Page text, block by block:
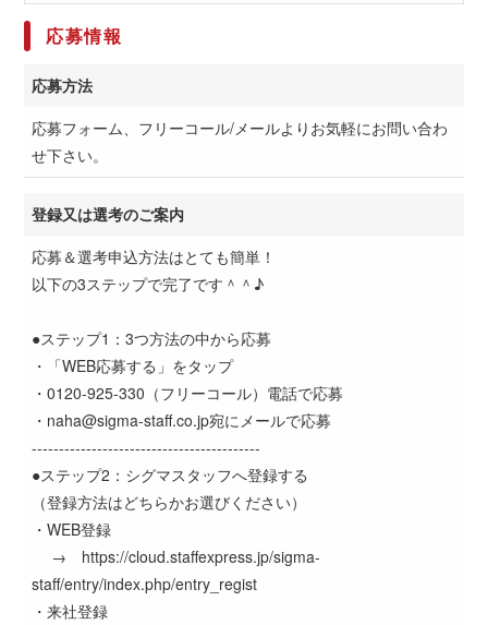
応募情報
応募方法
応募フォーム、フリーコール/メールよりお気軽にお問い合わ
せ下さい。
登録又は選考のご案内
応募＆選考申込方法はとても簡単！
以下の3ステップで完了です＾＾♪
●ステップ1：3つ方法の中から応募
・「WEB応募する」をタップ
・0120-925-330（フリーコール）電話で応募
・naha@sigma-staff.co.jp宛にメールで応募
------------------------------------------
●ステップ2：シグマスタッフへ登録する
（登録方法はどちらかお選びください）
・WEB登録
→ https://cloud.staffexpress.jp/sigma-
staff/entry/index.php/entry_regist
・来社登録